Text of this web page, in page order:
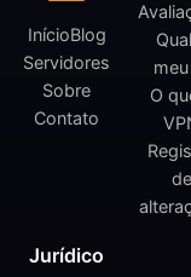
InícioBlog
Servidores
Sobre
Contato
O
de
Jurídico